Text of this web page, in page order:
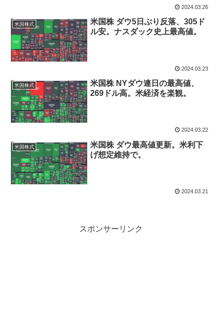
2024.03.26
米国株式
米国株 ダウ5日ぶり反落、305ド
ル安。ナスダック史上最高値。
2024.03.23
米国株式
米国株 NYダウ連日の最高値、
269ドル高。米経済を楽観。
2024.03.22
米国株式
米国株 ダウ最高値更新。米利下
げ想定維持で。
2024.03.21
スポンサーリンク